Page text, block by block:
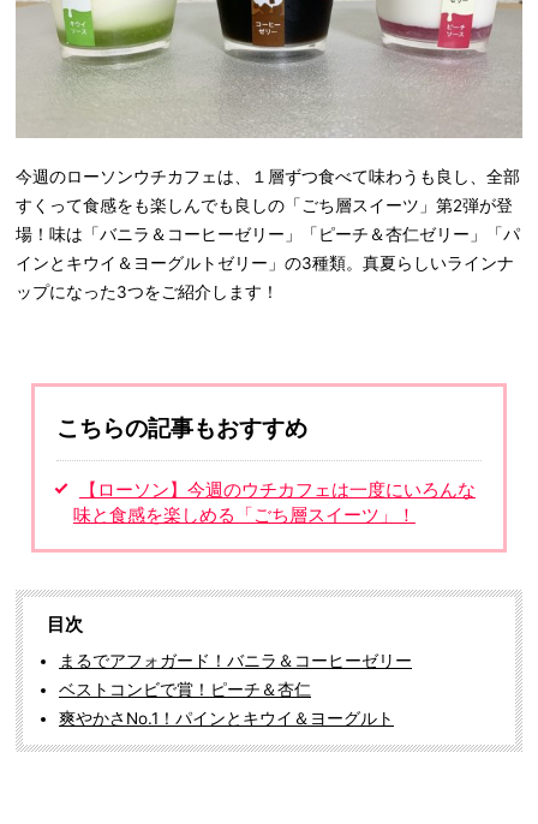
今週のローソンウチカフェは、１層ずつ食べて味わうも良し、全部
すくって食感をも楽しんでも良しの「ごち層スイーツ」第2弾が登
場！味は「バニラ＆コーヒーゼリー」「ピーチ＆杏仁ゼリー」「パ
インとキウイ＆ヨーグルトゼリー」の3種類。真夏らしいラインナ
ップになった3つをご紹介します！
こちらの記事もおすすめ
【ローソン】今週のウチカフェは一度にいろんな
味と食感を楽しめる「ごち層スイーツ」！
目次
まるでアフォガード！バニラ＆コーヒーゼリー
ベストコンビで賞！ピーチ＆杏仁
爽やかさNo.1！パインとキウイ＆ヨーグルト